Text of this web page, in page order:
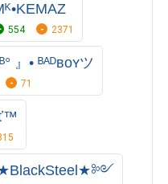
554 2371
』• ᴮᴬᴰʙᴏʏツ
71